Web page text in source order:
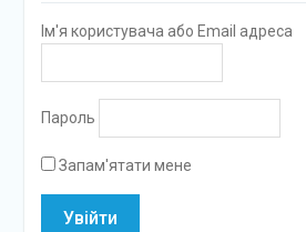
Ім'я користувача або Email адреса
Пароль
Запам'ятати мене